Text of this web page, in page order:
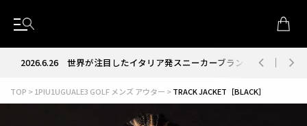
2026.6.26世界が注目したイタリア発スニーカーブランド RUN OF
TOP 1PIU1UGUALE3 GOLF メンズ アウター TRACK JACKET［BLACK］